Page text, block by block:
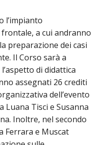
l’impianto
a cui andranno
preparazione dei casi
Il Corso sarà a
di didattica
assegnati 26 crediti
dell’evento
Luana Tisci e Susanna
Inoltre, nel secondo
Ferrara e Muscat